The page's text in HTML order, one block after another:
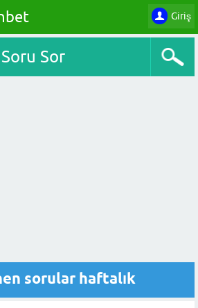
Giriş
Sor
sorular haftalık